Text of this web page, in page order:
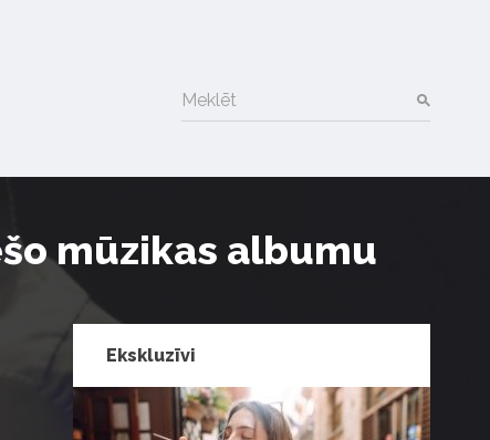
Meklēt
mūzikas albumu
Ekskluzīvi